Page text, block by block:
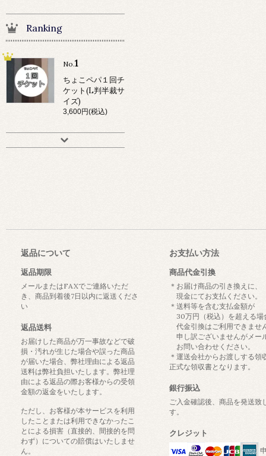
Ranking
No.1
ちょこペパ１回チ
ケット(L判半裁サ
イズ)
3,600円(税込)
返品について
返品期限
メールまたはFAXでご連絡いただ
き、商品到着後7日以内に返送くださ
い
返品送料
お届けした商品が万一事故などで破
損・汚れが生じた場合や誤った商品
が届いた場合、弊社理由による返品
送料は弊社負担いたします。弊社理
由による返品の際お客様からの受領
金額の返金をいたします。
ただし、お客様が本サービスを利用
したことまたは利用できなかったこ
とによる損害（直接的、間接的を問
わず）についての賠償はいたしませ
ん。
お支払い方法
商品代金引換
＊お届け商品の引き換えに、
現金にてお支払ください。
＊送料等を含む支払金額が
30万円（税込）を超える場
代金引換はご利用できませ
申し訳ございませんがメー
お問い合わせください。
＊運送会社からお渡しする領
正式な領収書となります。
銀行振込
ご入金確認後、商品を発送致
す。
クレジット